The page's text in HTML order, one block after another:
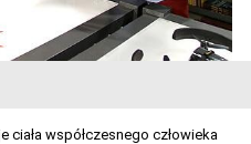
współczesnego człowieka